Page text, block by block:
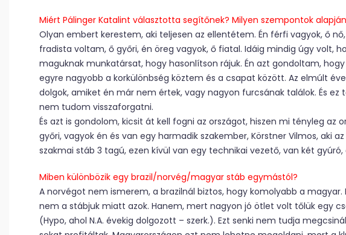
Miért Pálinger Katalint választotta segítőnek? Milyen szempontok
Olyan embert kerestem, aki teljesen az ellentétem. Én férfi vagyok, ő
fradista voltam, ő győri, én öreg vagyok, ő fiatal. Idáig mindig úgy volt,
maguknak munkatársat, hogy hasonlítson rájuk. Én azt gondoltam,
egyre nagyobb a korkülönbség köztem és a csapat között. Az elmúlt
dolgok, amiket én már nem értek, vagy nagyon furcsának találok. És ez
nem tudom visszaforgatni.
És azt is gondolom, kicsit át kell fogni az országot, hiszen mi tényleg az
győri, vagyok én és van egy harmadik szakember, Körstner Vilmos, aki
szakmai stáb 3 tagú, ezen kívül van egy technikai vezető, van két gyúró,
Miben különbözik egy brazil/norvég/magyar stáb egymástól?
A norvégot nem ismerem, a brazilnál biztos, hogy komolyabb a magyar.
nem a stábjuk miatt azok. Hanem, mert nagyon jó ötlet volt tőlük egy
(Hypo, ahol N.A. évekig dolgozott – szerk.). Ezt senki nem tudja